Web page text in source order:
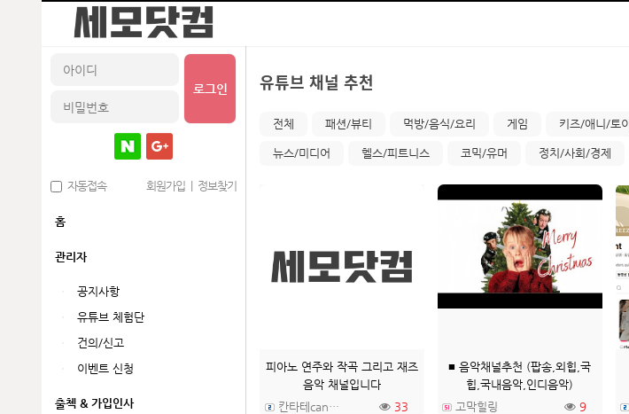
로그인
자동접속 회원가입 정보찾기
홈
관리자
공지사항
유튜브 체험단
건의/신고
이벤트 신청
출첵 & 가입인사
유튜브 채널 추천
전체 패션/뷰티 먹방/음식/요리 게임 키즈/애니/토이
뉴스/미디어 헬스/피트니스 코믹/유머 정치/사회/경제
피아노 연주와 작곡 그리고 재즈
음악 채널입니다
칸타테cantate
33
■ 음악채널추천 (팝송,외힙,국
힙,국내음악,인디음악)
고막힐링
9